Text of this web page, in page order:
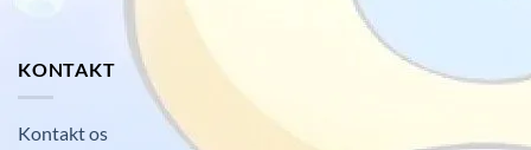
KONTAKT
Kontakt os